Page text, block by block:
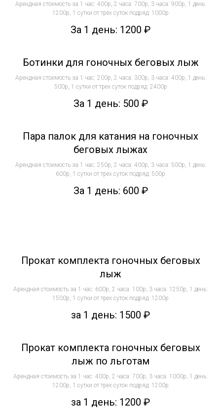
Арендная стоимость за 1 час: 400р, 2 часа: 700р, 3 часа: 900р, 1 день:
1200р, 1 сутки от трех суток подряд: 1000р
За 1 день: 1200 ₽
Ботинки для гоночных беговых лыж
Арендная стоимость за 1 час: 200р, 2 часа: 300р, 3 часа: 400р, 1 день:
500р, 1 сутки от трех суток подряд: 2400р
За 1 день: 500 ₽
Пара палок для катания на гоночных
беговых лыжах
Арендная стоимость за 1 час: 250р, 2 часа: 400р, 3 часа: 500р, 1 день:
600р, 1 сутки от трех суток подряд: 500р
За 1 день: 600 ₽
Прокат комплекта гоночных беговых
лыж
Арендная стоимость за 1 час: 600р, 2 часа: 100р, 3 часа: 1250р, 1 день:
1500р, 1 сутки от трех суток подряд: 1200р
за 1 день: 1500 ₽
Прокат комплекта гоночных беговых
лыж по льготам
Арендная стоимость за 1 час: 400р, 2 часа: 700р, 3 часа: 1000р, 1 день:
1200р, 1 сутки от трех суток подряд: 1200р
за 1 день: 1200 ₽